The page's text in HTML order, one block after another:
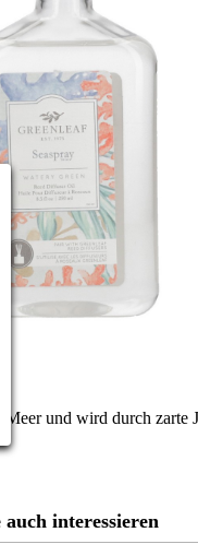
Meer und wird durch
interessieren